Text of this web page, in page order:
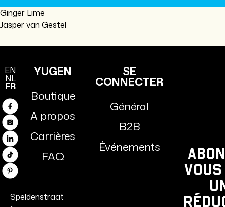
Ginger Lime
Jasper van Gestel
EN
NL
FR
Facebook
Instagram
Linkedin
TikTok
Pinterest
Speldenstraat
YUGEN
Boutique
A propos
Carrières
FAQ
SE
CONNECTER
Général
B2B
Événements